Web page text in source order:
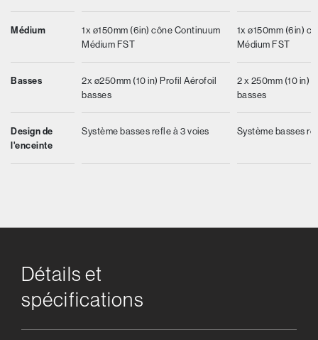
Médium
Basses
Design de
l'enceinte
1x ø150mm (6in) cône Continuum
Médium FST
2x ø250mm (10 in) Profil Aérofoil
basses
Système basses refle à 3 voies
1x ø150mm (6in)
Médium FST
2 x 250mm (10 in)
basses
Système basses
Détails et
spécifications